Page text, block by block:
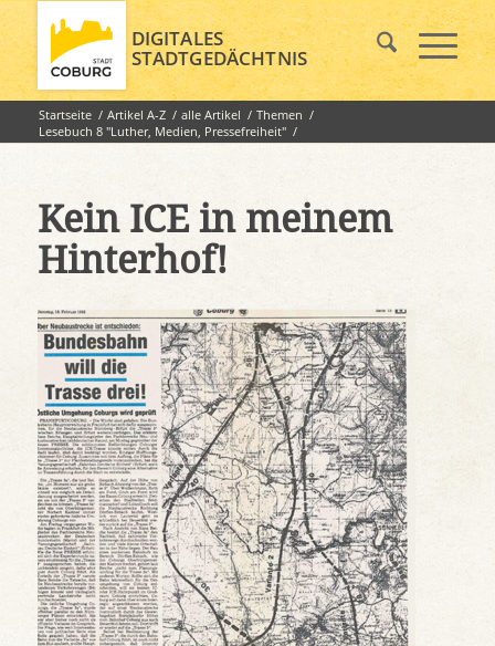
DIGITALES
STADTGEDÄCHTNIS
Startseite / Artikel A-Z / alle Artikel / Themen /
Lesebuch 8 "Luther, Medien, Pressefreiheit" /
Lieblingsstorys & Zeitungsaufreger: Kein ICE in meinem
Kein ICE in meinem
Hinterhof!